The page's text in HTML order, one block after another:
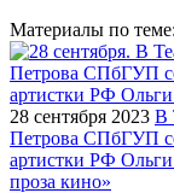
Материалы по теме:
28 сентября 2023 В
Петрова СПбГУП
артистки РФ
проза кино»